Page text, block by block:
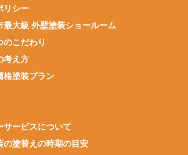
リシー
最大級 外壁塗装ショールーム
のこだわり
考え方
格塗装プラン
サービスについて
の塗替えの時期の目安